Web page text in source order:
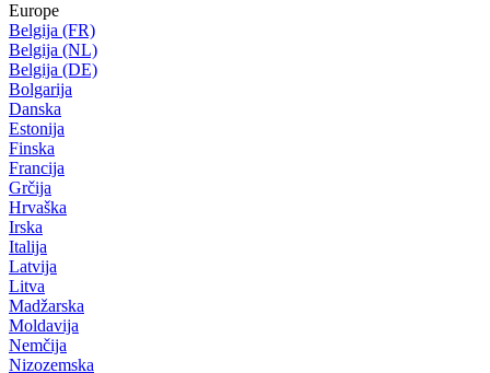
Europe
Belgija (FR)
Belgija (NL)
Belgija (DE)
Bolgarija
Danska
Estonija
Finska
Francija
Grčija
Hrvaška
Irska
Italija
Latvija
Litva
Madžarska
Moldavija
Nemčija
Nizozemska